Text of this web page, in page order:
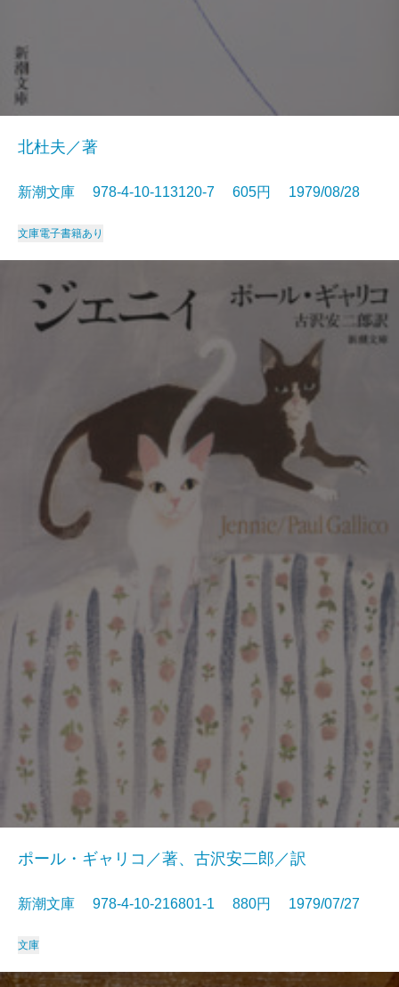
北杜夫／著
新潮文庫 978-4-10-113120-7 605円 1979/08/28
文庫電子書籍あり
ポール・ギャリコ／著、古沢安二郎／訳
新潮文庫 978-4-10-216801-1 880円 1979/07/27
文庫